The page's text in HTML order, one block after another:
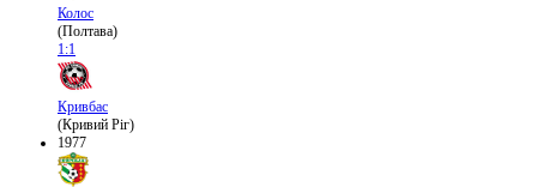
Колос
(Полтава)
1:1
Кривбас
(Кривий Ріг)
1977